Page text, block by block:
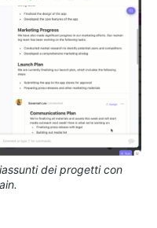
dei progetti con